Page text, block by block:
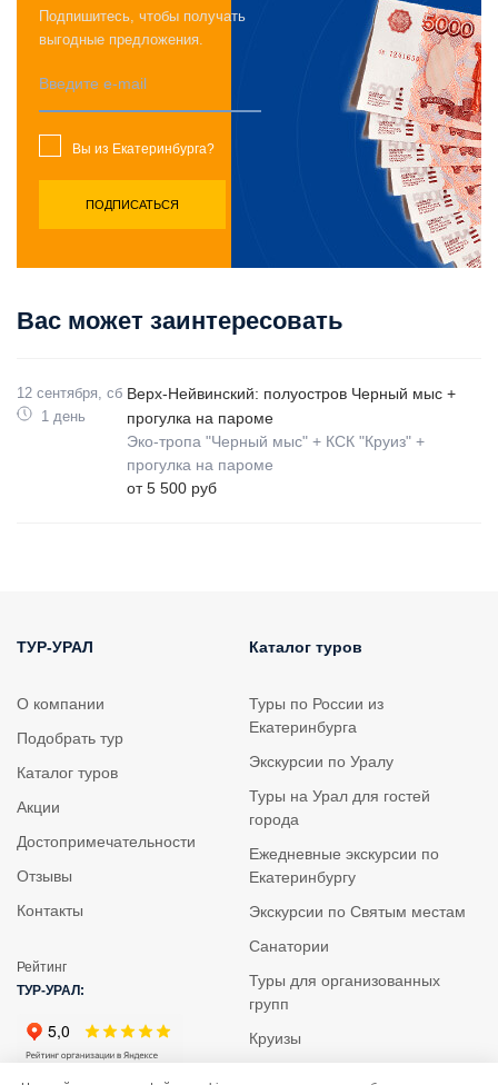
Подпишитесь, чтобы получать
выгодные предложения.
Вы из Екатеринбурга?
Вас может заинтересовать
12 сентября, сб
1 день
Верх-Нейвинский: полуостров Черный мыс +
прогулка на пароме
Эко-тропа "Черный мыс" + КСК "Круиз" +
прогулка на пароме
от 5 500 руб
ТУР-УРАЛ
О компании
Подобрать тур
Каталог туров
Акции
Достопримечательности
Отзывы
Контакты
Рейтинг
ТУР-УРАЛ:
Каталог туров
Туры по России из
Екатеринбурга
Экскурсии по Уралу
Туры на Урал для гостей
города
Ежедневные экскурсии по
Екатеринбургу
Экскурсии по Святым местам
Санатории
Туры для организованных
групп
Круизы